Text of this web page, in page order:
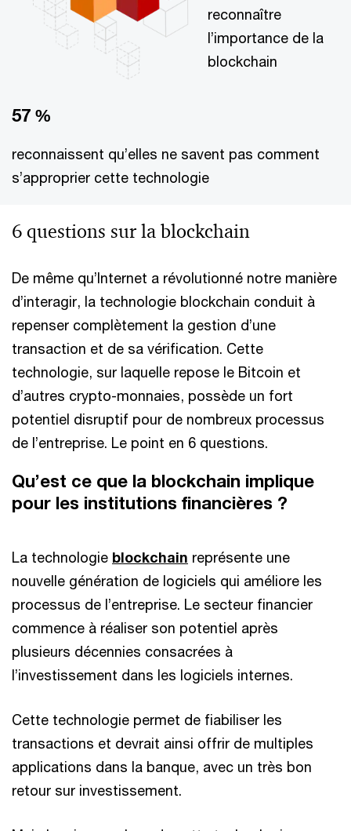
reconnaître
l’importance de la
blockchain
57 %
reconnaissent qu’elles ne savent pas comment
s’approprier cette technologie
6 questions sur la blockchain
De même qu’Internet a révolutionné notre manière
d’interagir, la technologie blockchain conduit à
repenser complètement la gestion d’une
transaction et de sa vérification. Cette
technologie, sur laquelle repose le Bitcoin et
d’autres crypto-monnaies, possède un fort
potentiel disruptif pour de nombreux processus
de l’entreprise. Le point en 6 questions.
Qu’est ce que la blockchain implique
pour les institutions financières ?
La technologie blockchain représente une
nouvelle génération de logiciels qui améliore les
processus de l’entreprise. Le secteur financier
commence à réaliser son potentiel après
plusieurs décennies consacrées à
l’investissement dans les logiciels internes.
Cette technologie permet de fiabiliser les
transactions et devrait ainsi offrir de multiples
applications dans la banque, avec un très bon
retour sur investissement.